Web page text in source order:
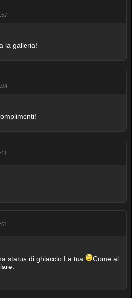
la galleria!
statua di ghiaccio.La tua.
Come al